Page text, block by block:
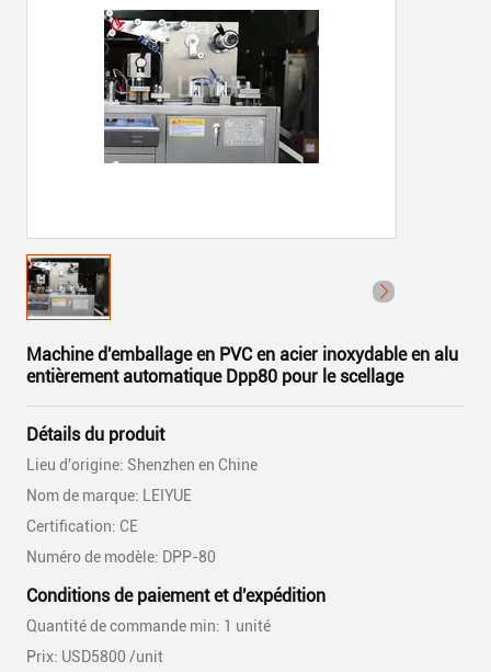
Machine d'emballage en PVC en acier inoxydable en alu
entièrement automatique Dpp80 pour le scellage
Détails du produit
Lieu d'origine: Shenzhen en Chine
Nom de marque: LEIYUE
Certification: CE
Numéro de modèle: DPP-80
Conditions de paiement et d'expédition
Quantité de commande min: 1 unité
Prix: USD5800 /unit